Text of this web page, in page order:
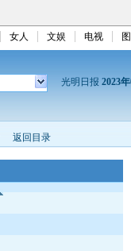
女人 文娱 电视
光明日报 2023
返回目录